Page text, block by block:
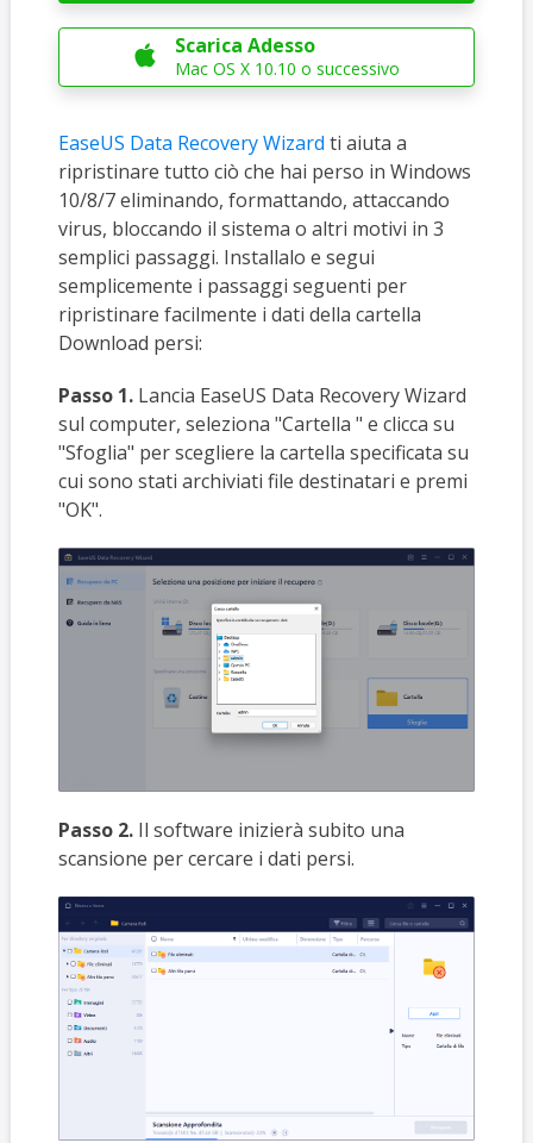
 Scarica Adesso
Mac OS X 10.10 o successivo
EaseUS Data Recovery Wizard ti aiuta a
ripristinare tutto ciò che hai perso in Windows
10/8/7 eliminando, formattando, attaccando
virus, bloccando il sistema o altri motivi in 3
semplici passaggi. Installalo e segui
semplicemente i passaggi seguenti per
ripristinare facilmente i dati della cartella
Download persi:
Passo 1.Lancia EaseUS Data Recovery Wizard
sul computer, seleziona "Cartella " e clicca su
"Sfoglia" per scegliere la cartella specificata su
cui sono stati archiviati file destinatari e premi
"OK".
Passo 2.Il software inizierà subito una
scansione per cercare i dati persi.